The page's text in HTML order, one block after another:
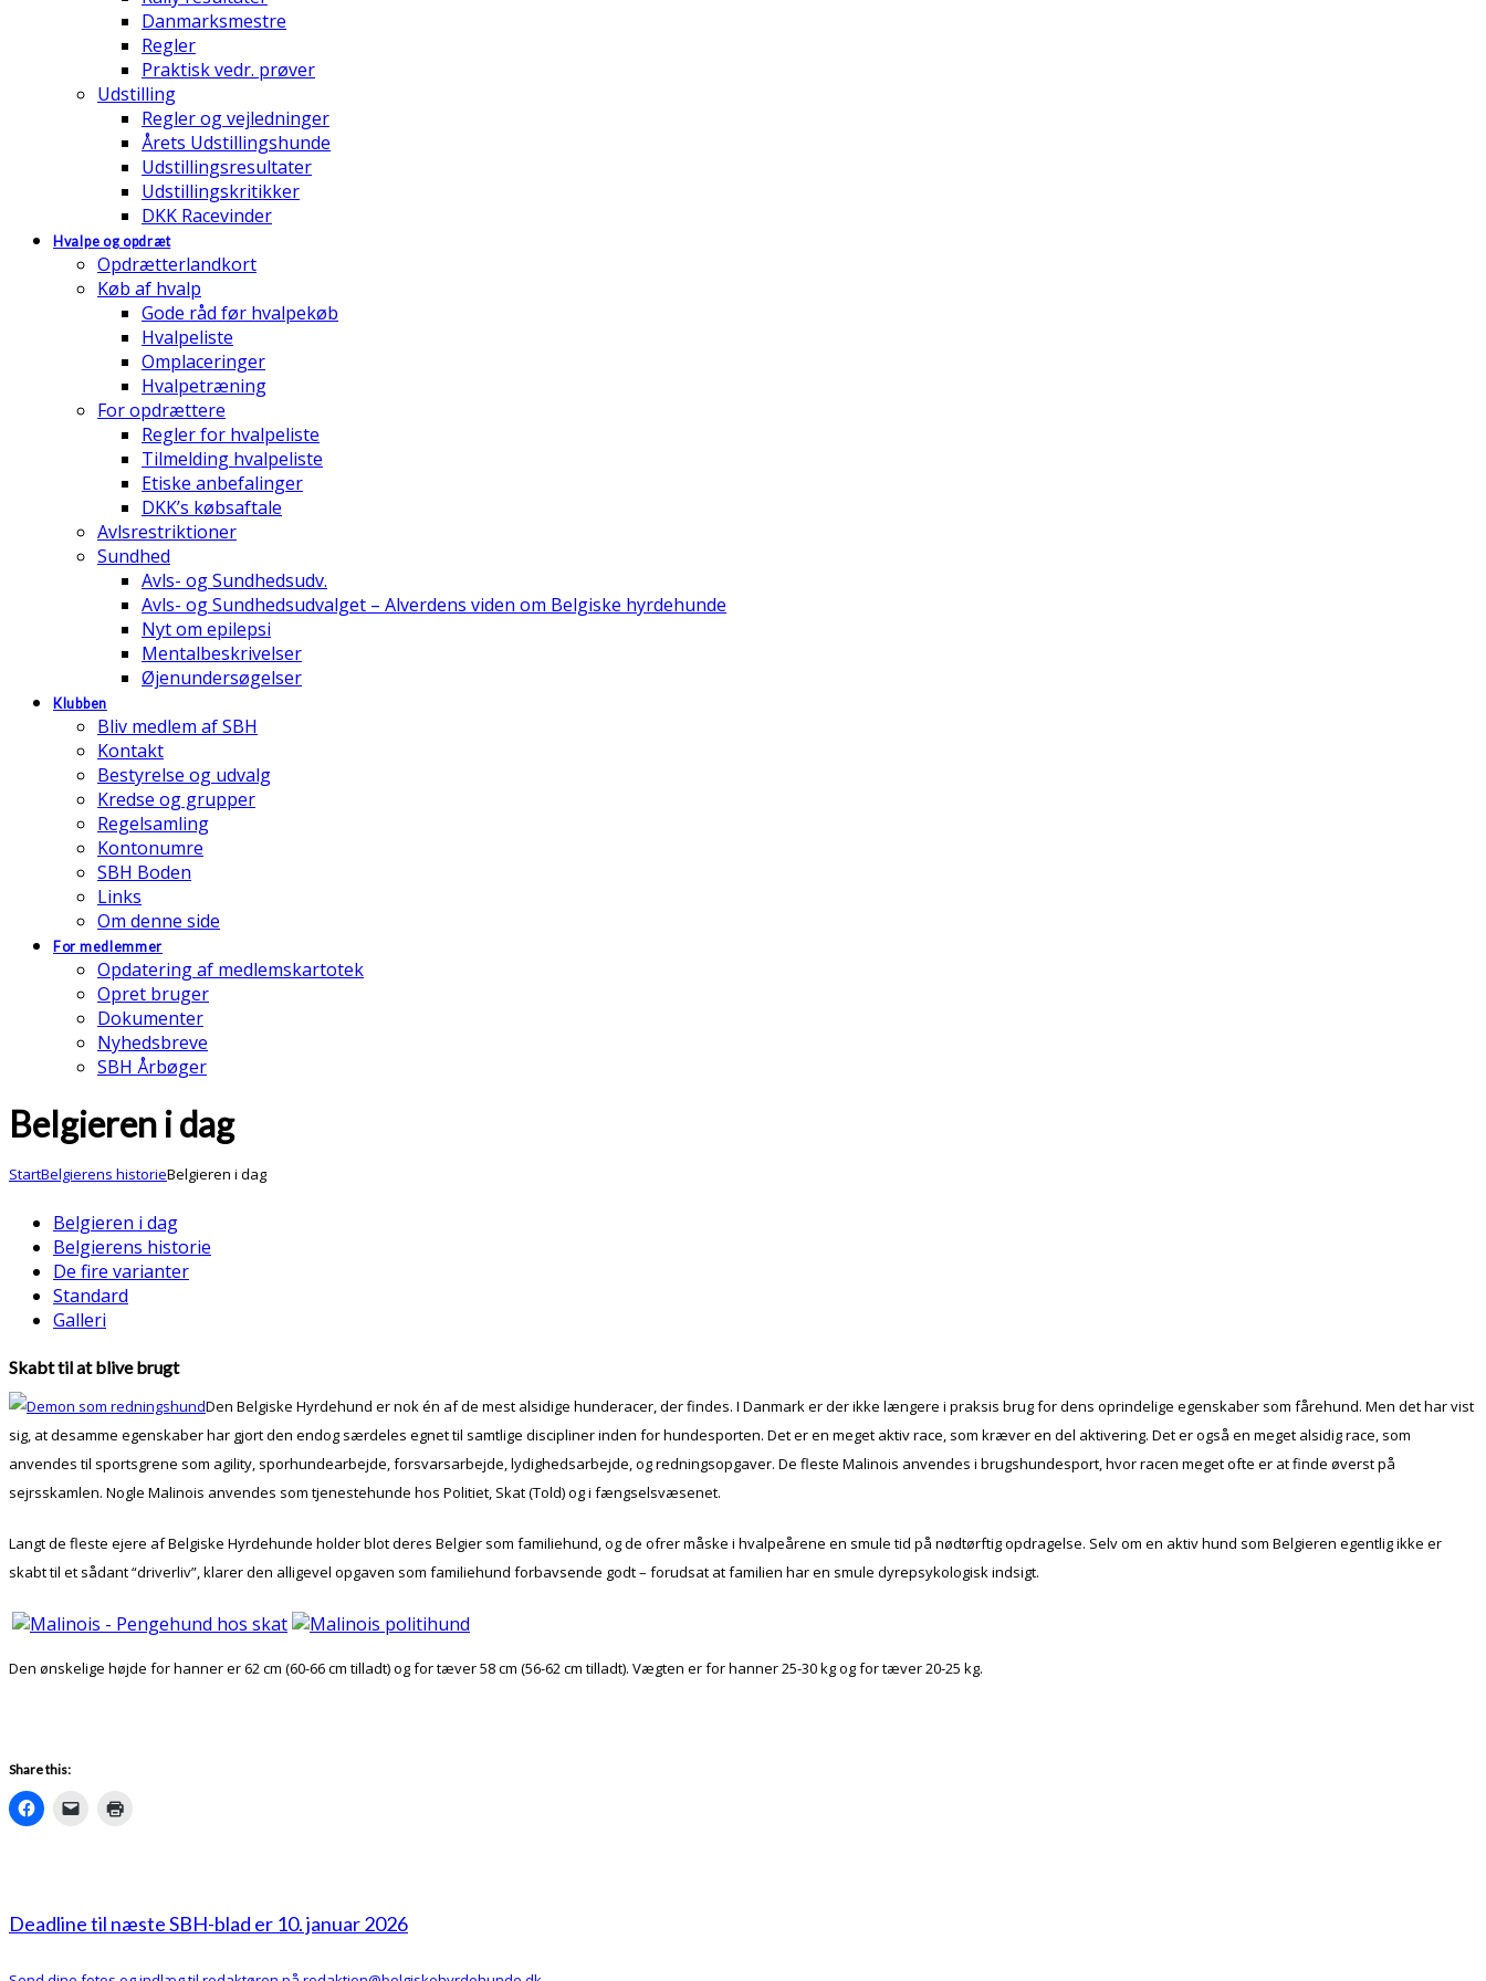
Danmarksmestre
Regler
Praktisk vedr. prøver
Udstilling
Regler og vejledninger
Årets Udstillingshunde
Udstillingsresultater
Udstillingskritikker
DKK Racevinder
Hvalpe og opdræt
Opdrætterlandkort
Køb af hvalp
Gode råd før hvalpekøb
Hvalpeliste
Omplaceringer
Hvalpetræning
For opdrættere
Regler for hvalpeliste
Tilmelding hvalpeliste
Etiske anbefalinger
DKK’s købsaftale
Avlsrestriktioner
Sundhed
Avls- og Sundhedsudv.
Avls- og Sundhedsudvalget – Alverdens viden om Belgiske hyrdehunde
Nyt om epilepsi
Mentalbeskrivelser
Øjenundersøgelser
Klubben
Bliv medlem af SBH
Kontakt
Bestyrelse og udvalg
Kredse og grupper
Regelsamling
Kontonumre
SBH Boden
Links
Om denne side
For medlemmer
Opdatering af medlemskartotek
Opret bruger
Dokumenter
Nyhedsbreve
SBH Årbøger
Belgieren i dag
StartBelgierens historieBelgieren i dag
Belgieren i dag
Belgierens historie
De fire varianter
Standard
Galleri
Skabt til at blive brugt
Den Belgiske Hyrdehund er nok én af de mest alsidige hunderacer, der findes. I Danmark er der ikke længere i praksis brug for dens oprindelige egenskaber som fårehund. Men det har vist
sig, at desamme egenskaber har gjort den endog særdeles egnet til samtlige discipliner inden for hundesporten. Det er en meget aktiv race, som kræver en del aktivering. Det er også en meget alsidig race, som
anvendes til sportsgrene som agility, sporhundearbejde, forsvarsarbejde, lydighedsarbejde, og redningsopgaver. De fleste Malinois anvendes i brugshundesport, hvor racen meget ofte er at finde øverst på
sejrsskamlen. Nogle Malinois anvendes som tjenestehunde hos Politiet, Skat (Told) og i fængselsvæsenet.
Langt de fleste ejere af Belgiske Hyrdehunde holder blot deres Belgier som familiehund, og de ofrer måske i hvalpeårene en smule tid på nødtørftig opdragelse. Selv om en aktiv hund som Belgieren egentlig ikke er
skabt til et sådant “driverliv”, klarer den alligevel opgaven som familiehund forbavsende godt – forudsat at familien har en smule dyrepsykologisk indsigt.
Den ønskelige højde for hanner er 62 cm (60-66 cm tilladt) og for tæver 58 cm (56-62 cm tilladt). Vægten er for hanner 25-30 kg og for tæver 20-25 kg.
Share this:
Deadline til næste SBH-blad er 10. januar 2026